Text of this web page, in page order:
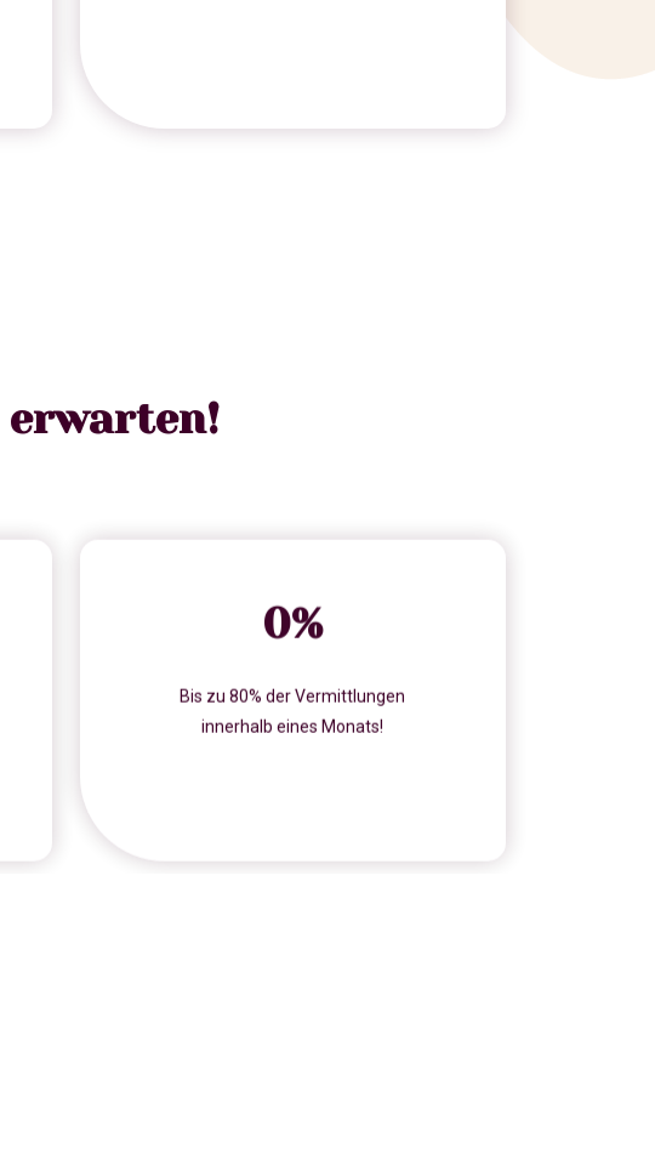
erwarten!
0%
Bis zu 80% der Vermittlungen
innerhalb eines Monats!